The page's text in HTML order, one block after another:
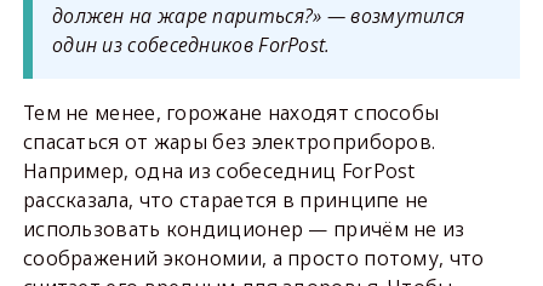
должен на жаре париться?» — возмутился
один из собеседников ForPost.
Тем не менее, горожане находят способы
спасаться от жары без электроприборов.
Например, одна из собеседниц ForPost
рассказала, что старается в принципе не
использовать кондиционер — причём не из
соображений экономии, а просто потому, что